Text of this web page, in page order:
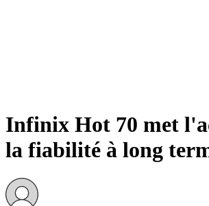
Infinix Hot 70 met
la fiabilité à long